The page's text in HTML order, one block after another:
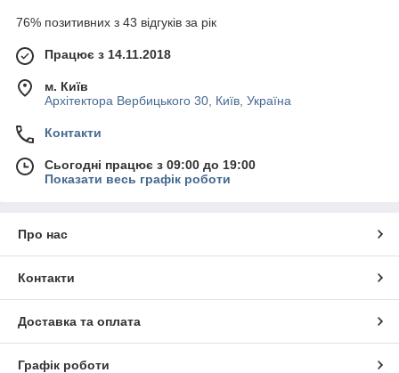
76% позитивних з 43 відгуків за рік
Працює з 14.11.2018
м. Київ
Архітектора Вербицького 30, Київ, Україна
Контакти
Сьогодні працює з 09:00 до 19:00
Показати весь графік роботи
Про нас
Контакти
Доставка та оплата
Графік роботи